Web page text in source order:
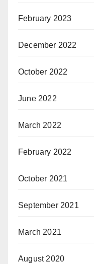
February 2023
December 2022
October 2022
June 2022
March 2022
February 2022
October 2021
September 2021
March 2021
August 2020